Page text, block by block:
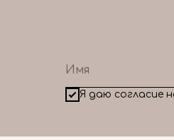
Я даю согласие